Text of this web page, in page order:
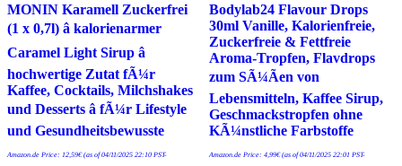
MONIN Karamell Zuckerfrei
(1 x 0,7l) â kalorienarmer
Caramel Light Sirup â
hochwertige Zutat fÃ¼r
Kaffee, Cocktails, Milchshakes
und Desserts â fÃ¼r Lifestyle
und Gesundheitsbewusste
Amazon.de Price: 12,59€(as of 04/11/2025 22:10 PST-
Bodylab24 Flavour Drops
30ml Vanille, Kalorienfreie,
Zuckerfreie & Fettfreie
Aroma-Tropfen, Flavdrops
zum SÃ¼Ãen von
Lebensmitteln, Kaffee Sirup,
Geschmackstropfen ohne
KÃ¼nstliche Farbstoffe
Amazon.de Price: 4,99€(as of 04/11/2025 22:01 PST-